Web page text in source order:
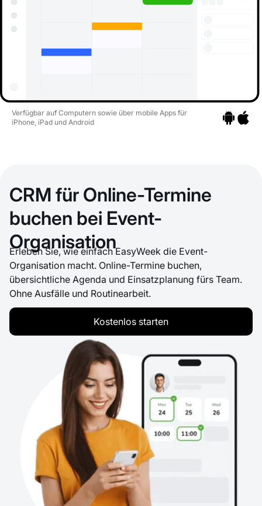
Verfügbar auf Computern sowie über mobile Apps für
iPhone, iPad und Android
CRM für Online-Termine
buchen bei Event-
Organisation
Erleben Sie, wie einfach EasyWeek die Event-
Organisation macht. Online-Termine buchen,
übersichtliche Agenda und Einsatzplanung fürs Team.
Ohne Ausfälle und Routinearbeit.
Kostenlos starten